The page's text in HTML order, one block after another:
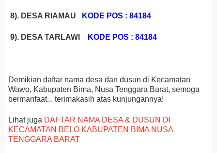
8). DESA RIAMAU KODE POS : 84184
9). DESA TARLAWI KODE POS : 84184
Demikian daftar nama desa dan dusun di Kecamatan
Wawo, Kabupaten Bima, Nusa Tenggara Barat, semoga
bermanfaat... terimakasih atas kunjungannya!
Lihat juga DAFTAR NAMA DESA & DUSUN DI
KECAMATAN BELO KABUPATEN BIMA NUSA
TENGGARA BARAT